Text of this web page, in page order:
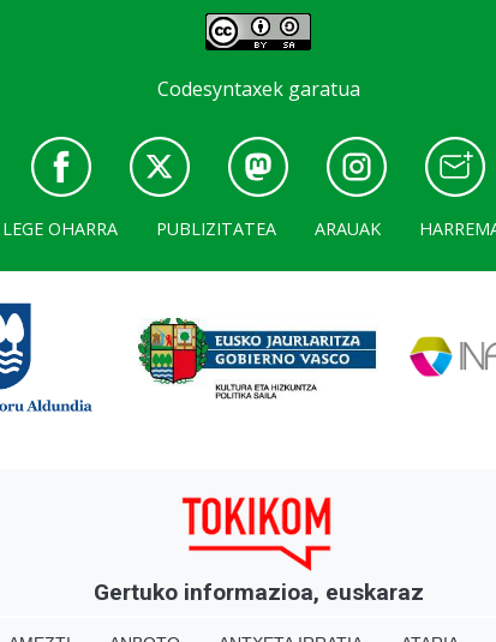
Codesyntaxek garatua
LEGE OHARRA PUBLIZITATEA ARAUAK
Gertuko informazioa, euskaraz